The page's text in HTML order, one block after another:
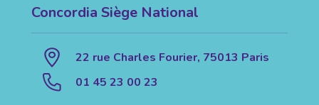
Concordia Siège National
22 rue Charles Fourier, 75013 Paris
01 45 23 00 23